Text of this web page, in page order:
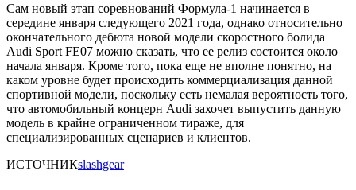
Сам новый этап соревнований Формула-1 начинается в
середине января следующего 2021 года, однако относительно
окончательного дебюта новой модели скоростного болида
Audi Sport FE07 можно сказать, что ее релиз состоится около
начала января. Кроме того, пока еще не вполне понятно, на
каком уровне будет происходить коммерциализация данной
спортивной модели, поскольку есть немалая вероятность того,
что автомобильный концерн Audi захочет выпустить данную
модель в крайне ограниченном тираже, для
специализированных сценариев и клиентов.
ИСТОЧНИКslashgear